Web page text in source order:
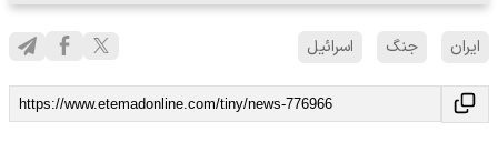
ایران جنگ اسرائیل